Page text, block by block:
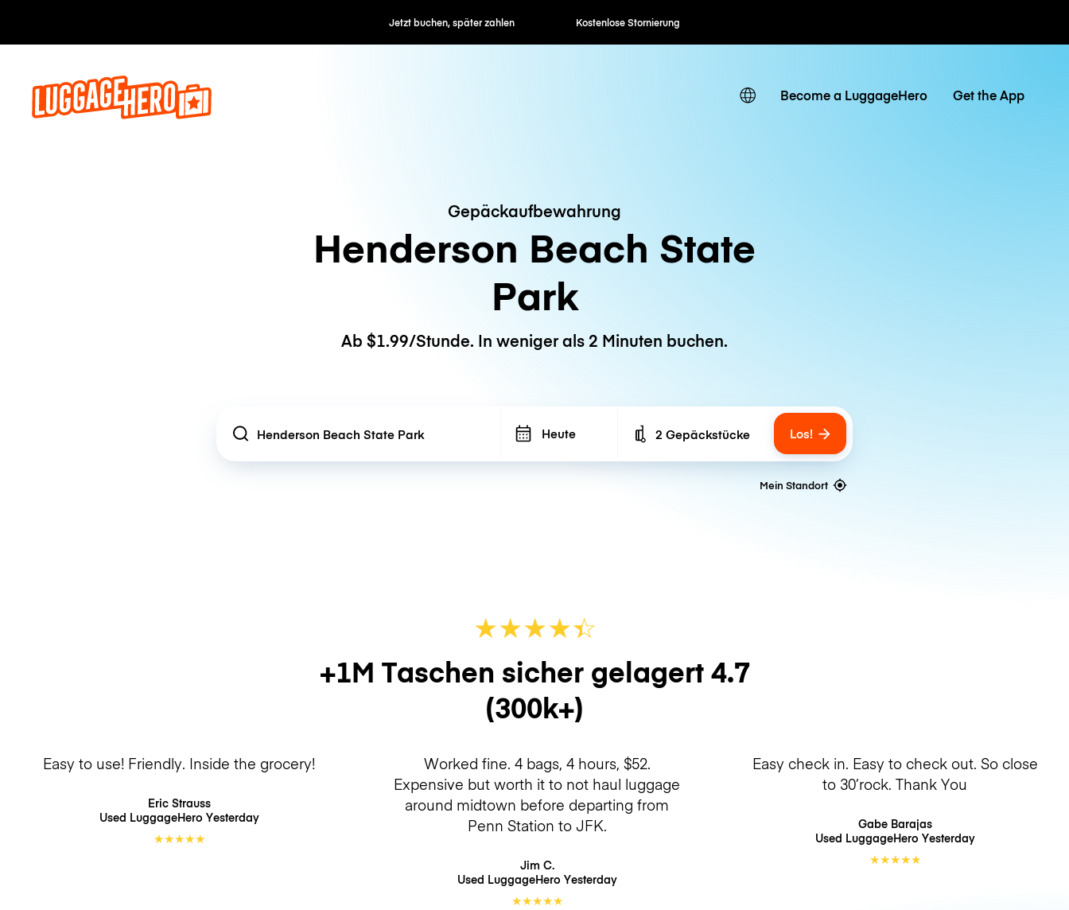
Jetzt buchen, später zahlen Kostenlose Stornierung Stunden- / Tagestarife
Become a LuggageHero Get the App
Gepäckaufbewahrung
Henderson Beach State
Park
Ab $1.99/Stunde. In weniger als 2 Minuten buchen.
Location Heute Number of bags
2 Gepäckstücke Los!
Mein Standort
★★★★☆
★
+1M Taschen sicher gelagert4.7
(300k+)
Easy to use! Friendly. Inside the grocery!
Eric Strauss
Used LuggageHero Yesterday
★★★★★
Worked fine. 4 bags, 4 hours, $52.
Expensive but worth it to not haul luggage
around midtown before departing from
Penn Station to JFK.
Jim C.
Used LuggageHero Yesterday
★★★★★
Easy check in. Easy to check out. So close
to 30’rock. Thank You
Gabe Barajas
Used LuggageHero Yesterday
★★★★★